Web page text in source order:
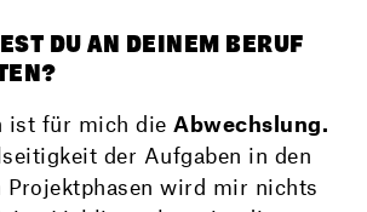
DU AN DEINEM BERUF
ist für mich dieAb­wechslung.
der Aufgaben in den
Projekt­phasen wird mir nichts